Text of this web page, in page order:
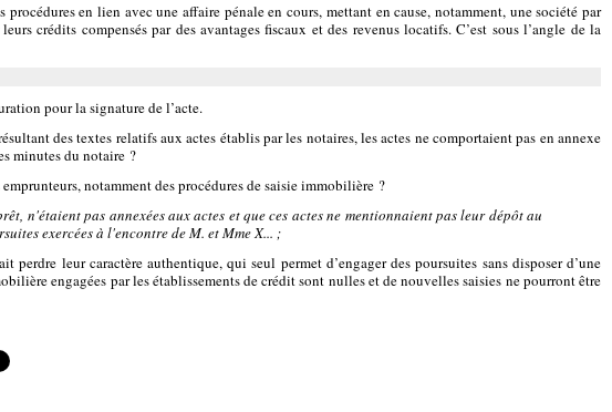
en lien avec une affaire pénale en cours, mettant en cause, notamment, une société par
crédits compensés par des avantages fiscaux et des revenus locatifs. C’est sous l’angle de la
pour la signature de l’acte.
des textes relatifs aux actes établis par les notaires, les actes ne comportaient pas en annexe
minutes du notaire ?
notamment des procédures de saisie immobilière ?
n'étaient pas annexées aux actes et que ces actes ne mentionnaient pas leur dépôt au
exercées à l'encontre de M. et Mme X... ;
leur caractère authentique, qui seul permet d’engager des poursuites sans disposer d’une
engagées par les établissements de crédit sont nulles et de nouvelles saisies ne pourront être